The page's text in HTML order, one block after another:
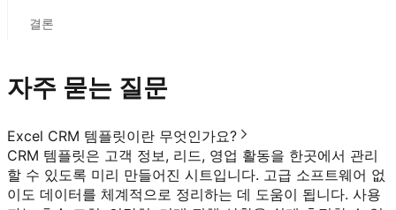
결론
자주 묻는 질문
Excel CRM 템플릿이란 무엇인가요?
CRM 템플릿은 고객 정보, 리드, 영업 활동을 한곳에서 관리
할 수 있도록 미리 만들어진 시트입니다. 고급 소프트웨어 없
이도 데이터를 체계적으로 정리하는 데 도움이 됩니다. 사용